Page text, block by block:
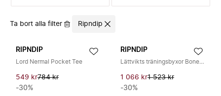
Ta bort alla filter Ripndip
RIPNDIP
Lord Nermal Pocket Tee
549 kr784 kr
-30%
RIPNDIP
Lättvikts träningsbyxor Bone Mineral Tvätt
1 066 kr1 523 kr
-30%